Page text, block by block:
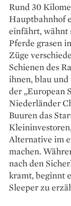
Rund 30
Hauptbahnhof
einfährt, wähnt
Pferde grasen
Züge
Schienen des
ihnen, blau
der „European
Niederländer
Buuren das
Alternative im
machen.
nach den
kramt, beginnt
Sleeper zu